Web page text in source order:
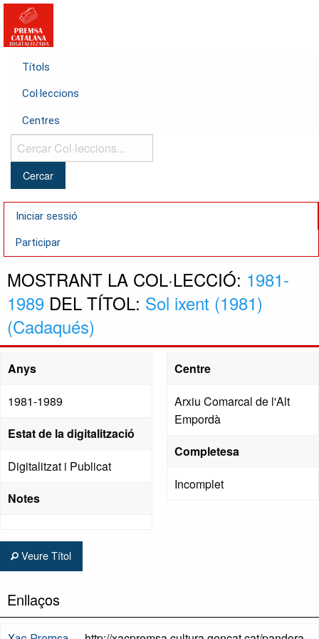
Títols
Col·leccions
Centres
Cercar
Col·leccions...
Iniciar sessió
Participar
MOSTRANT LA COL·LECCIÓ: 1981-
1989 DEL TÍTOL: Sol ixent (1981)
(Cadaqués)
Anys
1981-1989
Estat de la digitalització
Digitalitzat i Publicat
Notes
Centre
Arxiu Comarcal de l'Alt
Empordà
Completesa
Incomplet
Veure Títol
Enllaços